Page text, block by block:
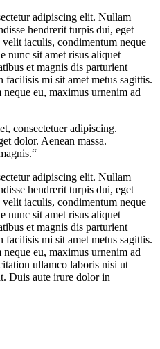
adipiscing elit. Nullam
hendrerit turpis dui, eget
iaculis, condimentum neque
nunc sit amet risus aliquet
et magnis dis parturient
facilisis mi sit amet metus sagittis.
eu, maximus urnenim ad
consectetuer adipiscing.
dolor. Aenean massa.
adipiscing elit. Nullam
hendrerit turpis dui, eget
iaculis, condimentum neque
nunc sit amet risus aliquet
et magnis dis parturient
facilisis mi sit amet metus sagittis.
eu, maximus urnenim ad
ullamco laboris nisi ut
Duis aute irure dolor in